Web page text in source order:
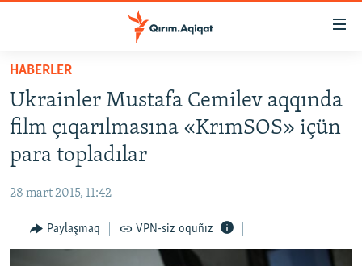
Esas
qaytmaq
Baş
navigatsiyağa
qaytmaq
Qıdıruvğa
HABERLER
SİYASET
İQTİSADİYAT
MEDENİYET
İNSAN AQLARI
HABERLER
Ukrainler Mustafa Cemilev aqqında
film çıqarılmasına «KrımSOS» içün
para topladılar
28 mart 2015, 11:42
Paylaşmaq VPN-siz oquñız